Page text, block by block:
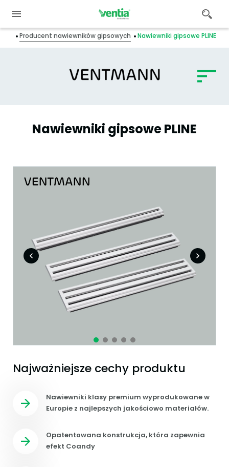
Producent nawiewników gipsowych Nawiewniki gipsowe PLINE
Nawiewniki gipsowe PLINE
Najważniejsze cechy produktu
Nawiewniki klasy premium wyprodukowane w
Europie z najlepszych jakościowo materiałów.
Opatentowana konstrukcja, która zapewnia
efekt Coandy